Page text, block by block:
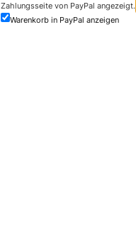
Zahlungsseite von PayPal angezeigt.
Warenkorb in PayPal anzeigen